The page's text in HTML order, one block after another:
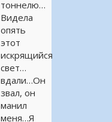
тоннелю…
Видела
опять
этот
искрящийся
свет…
вдали…Он
звал, он
манил
меня…Я